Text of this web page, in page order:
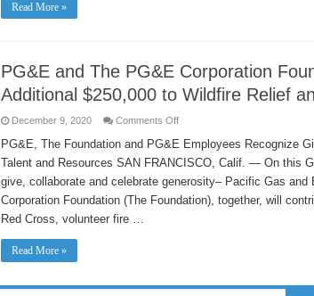
Read More »
PG&E and The PG&E Corporation
Additional $250,000 to Wildfire Relief
December 9, 2020 Comments Offon
and
The
PG&E
Foundation
to
Contribute
Recovery
PG&E, The Foundation and PG&E Employees Recognize
Talent and Resources SAN FRANCISCO, Calif. — On this
give, collaborate and celebrate generosity– Pacific Gas
Corporation Foundation (The Foundation), together, will
Red Cross, volunteer fire …
Read More »